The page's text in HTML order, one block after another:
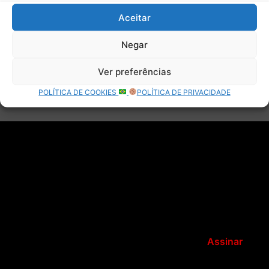
Aceitar
Negar
Ver preferências
POLÍTICA DE COOKIES POLÍTICA DE PRIVACIDADE
o
:
Assinar